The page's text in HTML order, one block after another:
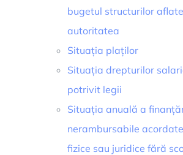
bugetul structurilor
autoritatea
Situația plaților
Situația drepturilor
potrivit legii
Situația anuală a
nerambursabile
fizice sau juridice fără